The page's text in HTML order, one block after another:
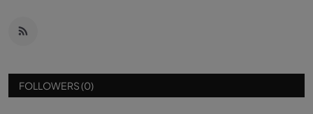
FOLLOWERS (0)